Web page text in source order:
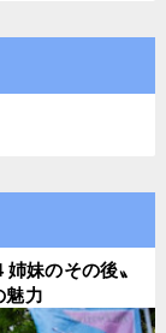
妹のその後〟
魅力